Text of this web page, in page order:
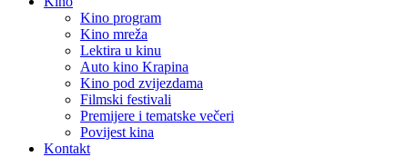
Kino program
Kino mreža
Lektira u kinu
Auto kino Krapina
Kino pod zvijezdama
Filmski festivali
Premijere i tematske večeri
Povijest kina
Kontakt